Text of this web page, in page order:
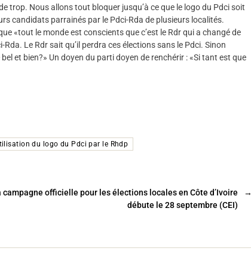
trop. Nous allons tout bloquer jusqu’à ce que le logo du Pdci soit
candidats parrainés par le Pdci-Rda de plusieurs localités.
«tout le monde est conscients que c’est le Rdr qui a changé de
Le Rdr sait qu’il perdra ces élections sans le Pdci. Sinon
et bien?» Un doyen du parti doyen de renchérir : «Si tant est que
du logo du Pdci par le Rhdp
→
campagne officielle pour les élections locales en Côte d’Ivoire
débute le 28 septembre (CEI)